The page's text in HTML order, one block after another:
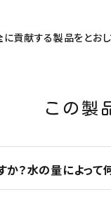
貢献する製品をとおし
この製
？水の量によって